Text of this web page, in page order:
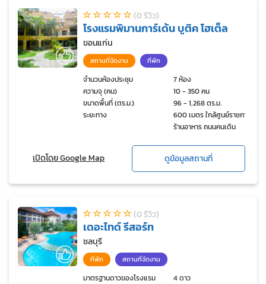
(0 รีวิว)
โรงแรมพิมานการ์เด้น บูติค โฮเต็ล
ขอนแก่น
สถานที่จัดงาน ที่พัก
จำนวนห้องประชุม
7 ห้อง
ความจุ (คน)
10 - 350 คน
ขนาดพื้นที่ (ตร.ม.)
96 - 1,268 ตร.ม.
ระยะทาง
600 เมตร ใกล้ศูนย์ราชการ
ร้านอาหาร ถนนคนเดิน
เปิดโดย Google Map ดูข้อมูลสถานที่
(0 รีวิว)
เดอะไทด์ รีสอร์ท
ชลบุรี
ที่พัก สถานที่จัดงาน
มาตรฐานดาวของโรงแรม
4 ดาว